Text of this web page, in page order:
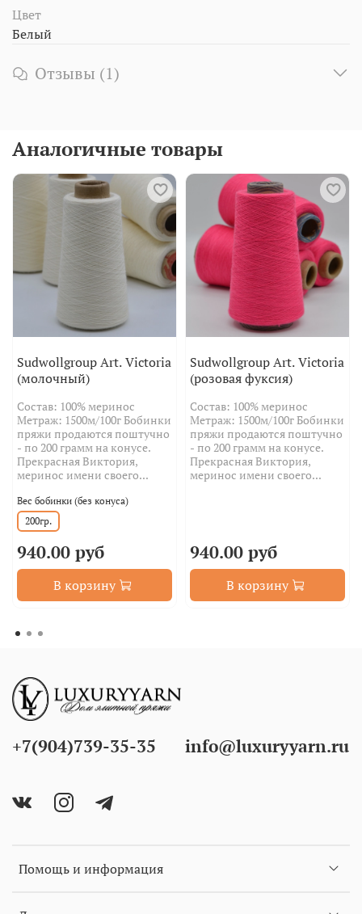
Цвет
Белый
Отзывы (1)
Аналогичные товары
Sudwollgroup Art. Victoria
(молочный)
Состав: 100% меринос
Метраж: 1500м/100г Бобинки
пряжи продаются поштучно
- по 200 грамм на конусе.
Прекрасная Виктория,
меринос имени своего...
Вес бобинки (без конуса)
200гр.
940.00 руб
В корзину
Sudwollgroup Art. Victoria
(розовая фуксия)
Состав: 100% меринос
Метраж: 1500м/100г Бобинки
пряжи продаются поштучно
- по 200 грамм на конусе.
Прекрасная Виктория,
меринос имени своего...
940.00 руб
В корзину
Помощь и информация
+7(904)739-35-35 info@luxuryyarn.ru